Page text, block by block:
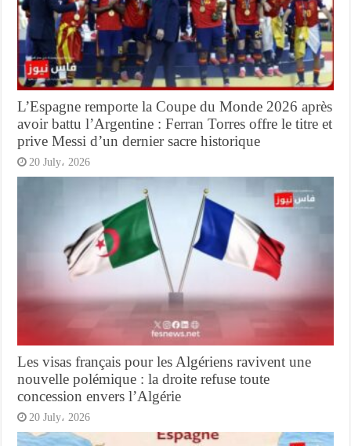
L’Espagne remporte la Coupe du Monde 2026 après
avoir battu l’Argentine : Ferran Torres offre le titre et
prive Messi d’un dernier sacre historique
20 July، 2026
Les visas français pour les Algériens ravivent une
nouvelle polémique : la droite refuse toute
concession envers l’Algérie
20 July، 2026